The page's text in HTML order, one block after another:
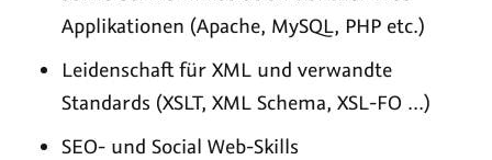
Applikationen (Apache, MySQL, PHP etc.)
Leidenschaft für XML und verwandte
Standards (XSLT, XML Schema, XSL-FO ...)
SEO- und Social Web-Skills